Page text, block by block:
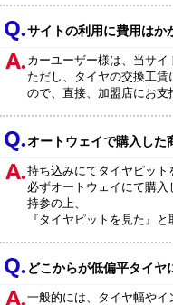
サイトの利用に費用はか
カーユーザー様は、当サイ
ただし、タイヤの交換工
ので、直接、加盟店にお支
オートウェイで購入した
持ち込みにてタイヤピット
必ずオートウェイにて購
持参の上、
『タイヤピットを見た』
どこからが低偏平タイヤ
一般的には、タイヤ幅やイ